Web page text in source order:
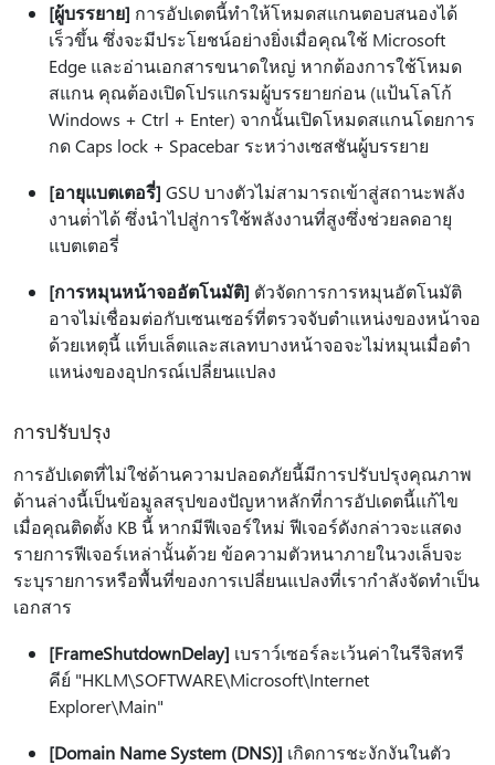
[ผู้บรรยาย] การอัปเดตนี้ทําให้โหมดสแกนตอบสนองได้
เร็วขึ้น ซึ่งจะมีประโยชน์อย่างยิ่งเมื่อคุณใช้ Microsoft
Edge และอ่านเอกสารขนาดใหญ่ หากต้องการใช้โหมด
สแกน คุณต้องเปิดโปรแกรมผู้บรรยายก่อน (แป้นโลโก้
Windows + Ctrl + Enter) จากนั้นเปิดโหมดสแกนโดยการ
กด Caps lock + Spacebar ระหว่างเซสชันผู้บรรยาย
[อายุแบตเตอรี่] GSU บางตัวไม่สามารถเข้าสู่สถานะพลัง
งานต่ําได้ ซึ่งนําไปสู่การใช้พลังงานที่สูงซึ่งช่วยลดอายุ
แบตเตอรี่
[การหมุนหน้าจออัตโนมัติ] ตัวจัดการการหมุนอัตโนมัติ
อาจไม่เชื่อมต่อกับเซนเซอร์ที่ตรวจจับตําแหน่งของหน้าจอ
ด้วยเหตุนี้ แท็บเล็ตและสเลทบางหน้าจอจะไม่หมุนเมื่อตํา
แหน่งของอุปกรณ์เปลี่ยนแปลง
การปรับปรุง
การอัปเดตที่ไม่ใช่ด้านความปลอดภัยนี้มีการปรับปรุงคุณภาพ
ด้านล่างนี้เป็นข้อมูลสรุปของปัญหาหลักที่การอัปเดตนี้แก้ไข
เมื่อคุณติดตั้ง KB นี้ หากมีฟีเจอร์ใหม่ ฟีเจอร์ดังกล่าวจะแสดง
รายการฟีเจอร์เหล่านั้นด้วย ข้อความตัวหนาภายในวงเล็บจะ
ระบุรายการหรือพื้นที่ของการเปลี่ยนแปลงที่เรากําลังจัดทําเป็น
เอกสาร
[FrameShutdownDelay] เบราว์เซอร์ละเว้นค่าในรีจิสทรี
คีย์ "HKLM\SOFTWARE\Microsoft\Internet
Explorer\Main"
[Domain Name System (DNS)] เกิดการชะงักงันในตัว